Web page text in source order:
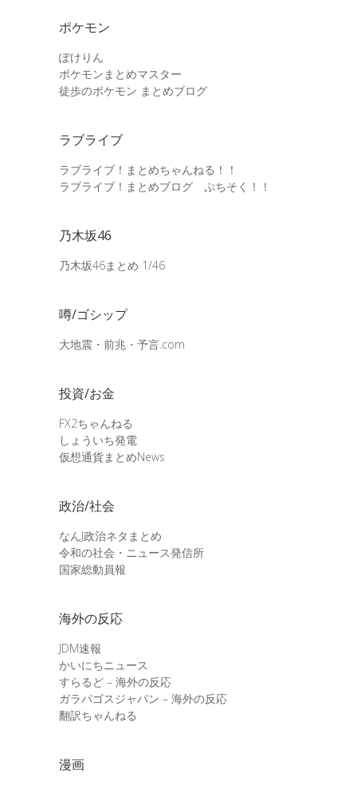
ポケモン
ぽけりん
ポケモンまとめマスター
徒歩のポケモン まとめブログ
ラブライブ
ラブライブ！まとめちゃんねる！！
ラブライブ！まとめブログ ぷちそく！！
乃木坂46
乃木坂46まとめ 1/46
噂/ゴシップ
大地震・前兆・予言.com
投資/お金
FX2ちゃんねる
しょういち発電
仮想通貨まとめNews
政治/社会
なんJ政治ネタまとめ
令和の社会・ニュース発信所
国家総動員報
海外の反応
JDM速報
かいにちニュース
すらるど – 海外の反応
ガラパゴスジャパン – 海外の反応
翻訳ちゃんねる
漫画